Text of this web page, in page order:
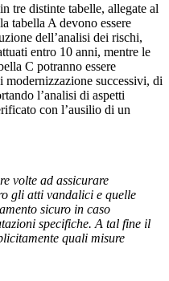
tre distinte tabelle, allegate al
tabella A devono essere
dell’analisi dei rischi,
entro 10 anni, mentre le
C potranno essere
successivi, di
l’analisi di aspetti
con l’ausilio di un
volte ad assicurare
gli atti vandalici e quelle
sicuro in caso
specifiche. A tal fine il
quali misure